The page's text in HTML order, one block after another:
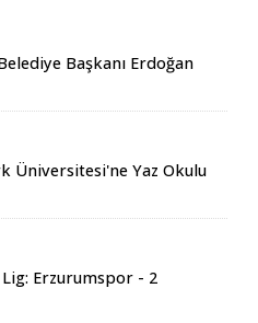
Başkanı Erdoğan
Üniversitesi'ne Yaz Okulu
Lig: Erzurumspor - 2